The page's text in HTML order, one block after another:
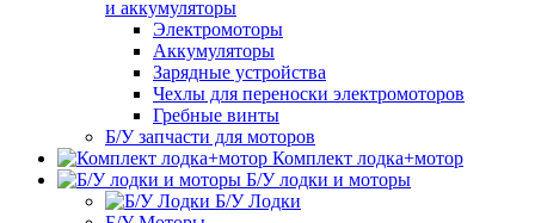
и аккумуляторы
Электромоторы
Аккумуляторы
Зарядные устройства
Чехлы для переноски электромоторов
Гребные винты
Б/У запчасти для моторов
Комплект лодка+мотор
Б/У лодки и моторы
Б/У Лодки